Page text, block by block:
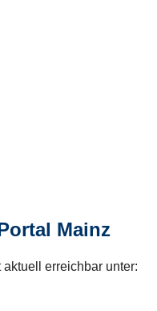
Mainz
erreichbar unter: